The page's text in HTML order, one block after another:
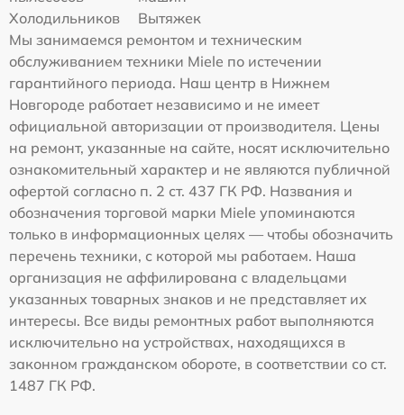
Холодильников
Вытяжек
Мы занимаемся ремонтом и техническим
обслуживанием техники Miele по истечении
гарантийного периода. Наш центр в Нижнем
Новгороде работает независимо и не имеет
официальной авторизации от производителя. Цены
на ремонт, указанные на сайте, носят исключительно
ознакомительный характер и не являются публичной
офертой согласно п. 2 ст. 437 ГК РФ. Названия и
обозначения торговой марки Miele упоминаются
только в информационных целях — чтобы обозначить
перечень техники, с которой мы работаем. Наша
организация не аффилирована с владельцами
указанных товарных знаков и не представляет их
интересы. Все виды ремонтных работ выполняются
исключительно на устройствах, находящихся в
законном гражданском обороте, в соответствии со ст.
1487 ГК РФ.